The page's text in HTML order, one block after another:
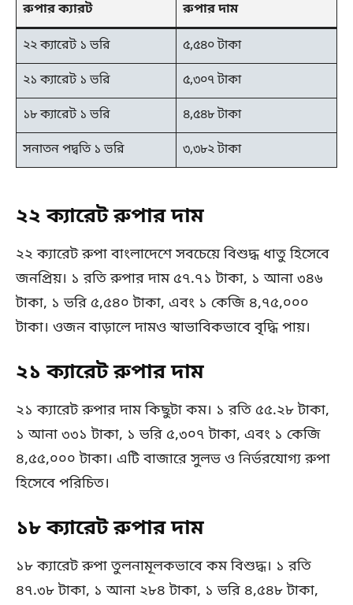
রুপার ক্যারট রুপার দাম
২২ ক্যারেট ১ ভরি
৫,৫৪০ টাকা
২১ ক্যারেট ১ ভরি
৫,৩০৭ টাকা
১৮ ক্যারেট ১ ভরি
৪,৫৪৮ টাকা
সনাতন পদ্বতি ১ ভরি
৩,৩৮২ টাকা
২২ ক্যারেট রুপার দাম
২২ ক্যারেট রুপা বাংলাদেশে সবচেয়ে বিশুদ্ধ ধাতু হিসেবে
জনপ্রিয়। ১ রতি রুপার দাম ৫৭.৭১ টাকা, ১ আনা ৩৪৬
টাকা, ১ ভরি ৫,৫৪০ টাকা, এবং ১ কেজি ৪,৭৫,০০০
টাকা। ওজন বাড়ালে দামও স্বাভাবিকভাবে বৃদ্ধি পায়।
২১ ক্যারেট রুপার দাম
২১ ক্যারেট রুপার দাম কিছুটা কম। ১ রতি ৫৫.২৮ টাকা,
১ আনা ৩৩১ টাকা, ১ ভরি ৫,৩০৭ টাকা, এবং ১ কেজি
৪,৫৫,০০০ টাকা। এটি বাজারে সুলভ ও নির্ভরযোগ্য রুপা
হিসেবে পরিচিত।
১৮ ক্যারেট রুপার দাম
১৮ ক্যারেট রুপা তুলনামূলকভাবে কম বিশুদ্ধ। ১ রতি
৪৭.৩৮ টাকা, ১ আনা ২৮৪ টাকা, ১ ভরি ৪,৫৪৮ টাকা,